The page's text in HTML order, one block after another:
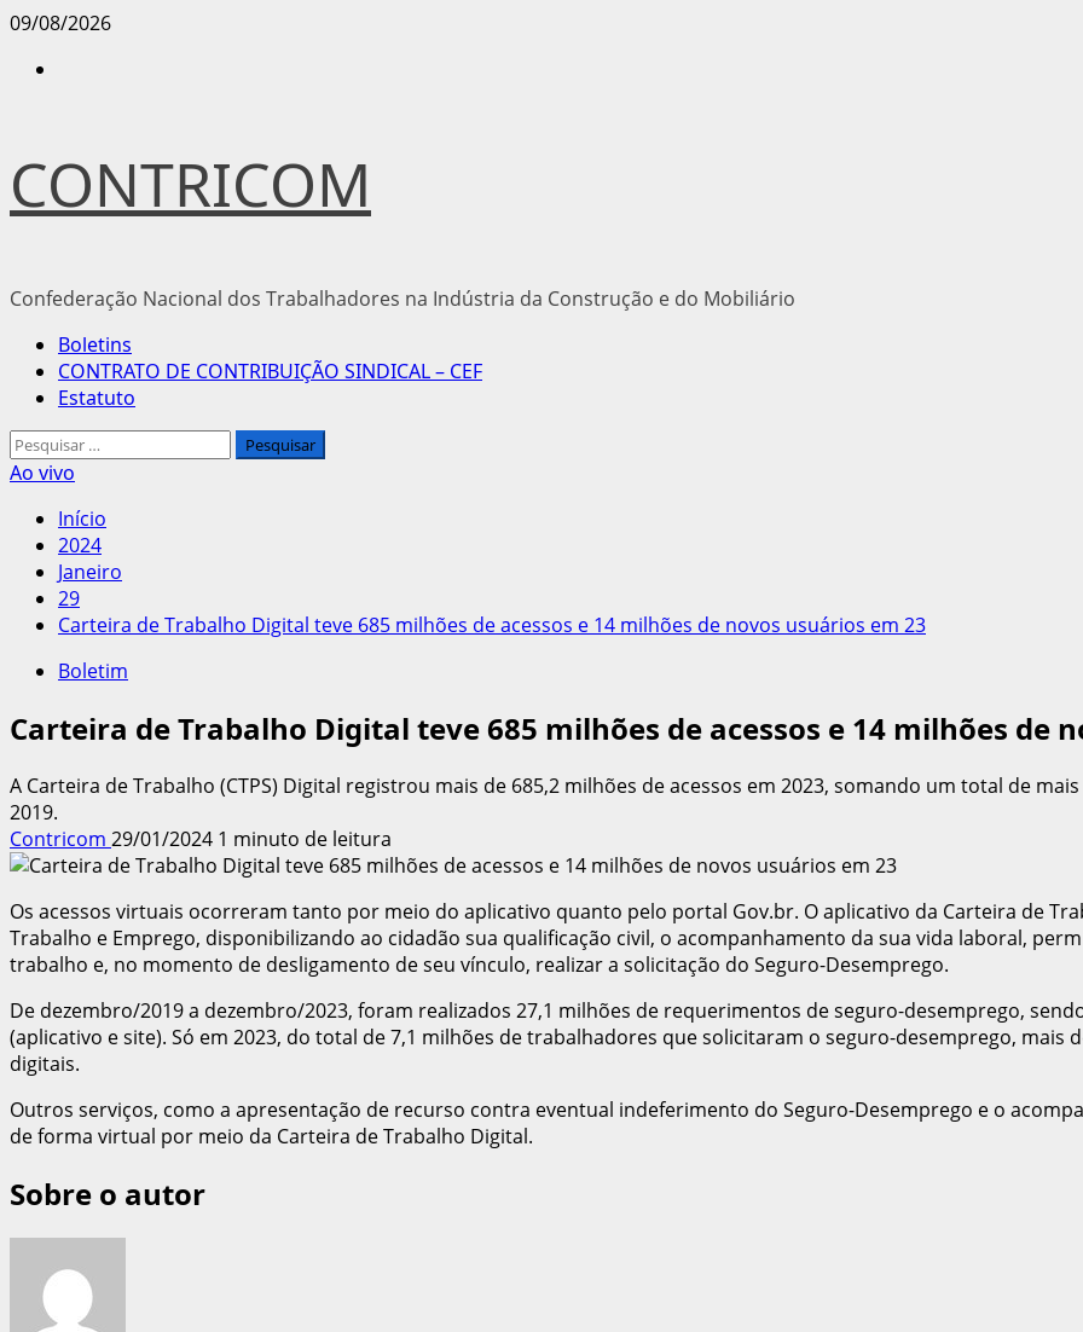
Avançar
09/08/2026
CONTRICOM
Confederação Nacional dos Trabalhadores na Indústria da Construção e do Mobiliário
Menu
principal
Boletins
CONTRATO DE CONTRIBUIÇÃO SINDICAL – CEF
Estatuto
Pesquisar
por:
Ao vivo
Início
2024
Janeiro
29
Carteira de Trabalho Digital teve 685 milhões de acessos e 14 milhões de novos usuários em 23
Boletim
Carteira de Trabalho Digital teve 685 milhões de acessos e 14 milhões de
A Carteira de Trabalho (CTPS) Digital registrou mais de 685,2 milhões de acessos em 2023, somando um total de
2019.
Contricom 29/01/2024 1 minuto de leitura
Os acessos virtuais ocorreram tanto por meio do aplicativo quanto pelo portal Gov.br. O aplicativo da Carteira de
Trabalho e Emprego, disponibilizando ao cidadão sua qualificação civil, o acompanhamento da sua vida laboral,
trabalho e, no momento de desligamento de seu vínculo, realizar a solicitação do Seguro-Desemprego.
De dezembro/2019 a dezembro/2023, foram realizados 27,1 milhões de requerimentos de seguro-desemprego,
(aplicativo e site). Só em 2023, do total de 7,1 milhões de trabalhadores que solicitaram o seguro-desemprego, mais
digitais.
Outros serviços, como a apresentação de recurso contra eventual indeferimento do Seguro-Desemprego e o
de forma virtual por meio da Carteira de Trabalho Digital.
Sobre o autor